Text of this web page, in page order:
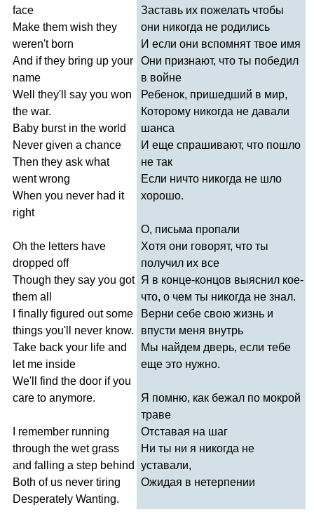
face
Make them wish they
weren't born
And if they bring up your
name
Well
they'll say you won
the war.
Baby burst in the world
Never given a chance
Then they ask what
went wrong
When you never had it
right
Oh the letters have
dropped off
Though they say you got
them all
finally figured out some
things you'll never know.
Take back your life and
let me inside
We'll
find the door if you
care to anymore.
remember running
through the wet grass
and falling a step behind
Both of us never tiring
Desperately Wanting.
Заставь их пожелать чтобы
они никогда не родились
И если они вспомнят твое имя
Они признают, что ты победил
в войне
Ребенок, пришедший в мир,
Которому никогда не давали
шанса
И еще спрашивают, что пошло
не так
Если ничто никогда не шло
хорошо.
О, письма пропали
Хотя они говорят, что ты
получил их все
Я в конце-концов выяснил кое-
что, о чем ты никогда не знал.
Верни себе свою жизнь и
впусти меня внутрь
Мы найдем дверь, если тебе
еще это нужно.
Я помню, как бежал по мокрой
траве
Отставая на шаг
Ни ты ни я никогда не
уставали,
Ожидая в нетерпении